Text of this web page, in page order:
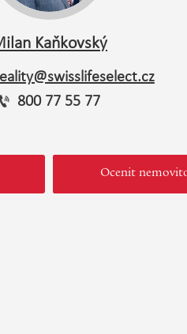
Kaňkovský
800 77 55 77
Ocenit